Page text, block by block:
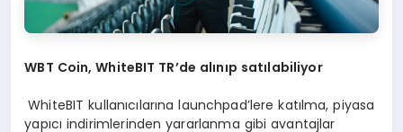
WBT Coin, WhiteBIT TR’de alınıp satılabiliyor
WhiteBIT kullanıcılarına launchpad’lere katılma, piyasa
yapıcı indirimlerinden yararlanma gibi avantajlar